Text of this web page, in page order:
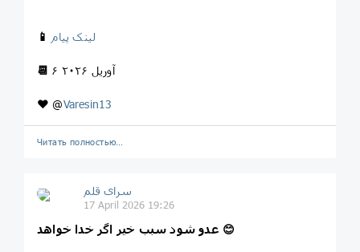
📱 لینک پیام
📆 ۶ آوریل ۲۰۲۶
❤️ @Varesin13
Читать полностью…
سرای قلم
17 April 2026 19:26
عدو شود سبب خیر اگر خدا خواهد 😊